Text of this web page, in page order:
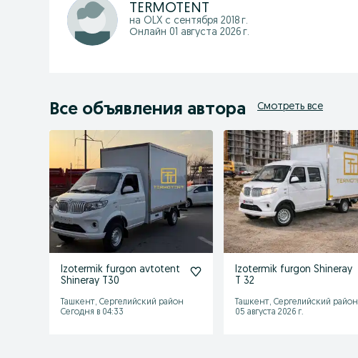
TERMOTENT
на OLX с сентября 2018 г.
Онлайн 01 августа 2026 г.
Все объявления автора Смотреть все
Izotermik furgon avtotent
Shineray T30
Ташкент, Сергелийский район
Сегодня в 04:33
Izotermik furgon Shineray
T 32
Ташкент, Сергелийский район
05 августа 2026 г.